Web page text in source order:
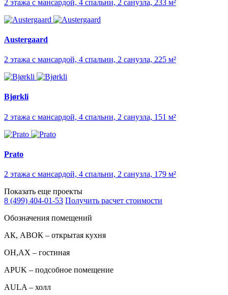
2 этажа с мансардой, 4 спальни, 2 санузла, 233 м²
Austergaard
2 этажа с мансардой, 4 спальни, 2 санузла, 225 м²
Bjørkli
2 этажа с мансардой, 4 спальни, 2 санузла, 151 м²
Prato
2 этажа с мансардой, 4 спальни, 2 санузла, 179 м²
Показать еще проекты
8 (499) 404-01-53 Получить расчет стоимости
Обозначения помещений
АК, АВОК – открытая кухня
ОН,AX – гостиная
APUK – подсобное помещение
AULA – холл